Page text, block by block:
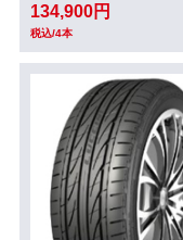
134,900円
税込/4本